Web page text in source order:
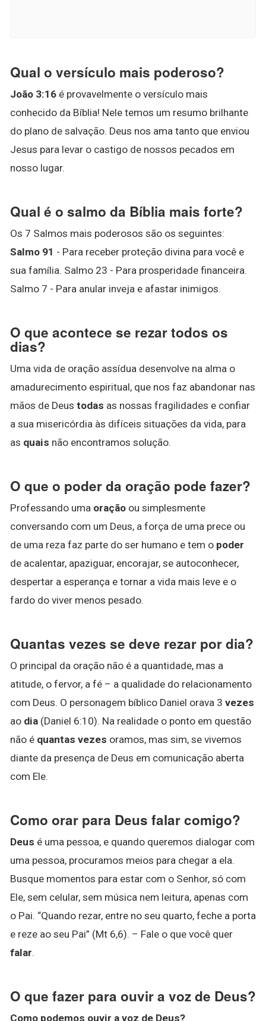
Qual o versículo mais poderoso?
João 3:16 é provavelmente o versículo mais
conhecido da Bíblia! Nele temos um resumo brilhante
do plano de salvação. Deus nos ama tanto que enviou
Jesus para levar o castigo de nossos pecados em
nosso lugar.
Qual é o salmo da Bíblia mais forte?
Os 7 Salmos mais poderosos são os seguintes:
Salmo 91 - Para receber proteção divina para você e
sua família. Salmo 23 - Para prosperidade financeira.
Salmo 7 - Para anular inveja e afastar inimigos.
O que acontece se rezar todos os
dias?
Uma vida de oração assídua desenvolve na alma o
amadurecimento espiritual, que nos faz abandonar nas
mãos de Deus todas as nossas fragilidades e confiar
a sua misericórdia às difíceis situações da vida, para
as quais não encontramos solução.
O que o poder da oração pode fazer?
Professando uma oração ou simplesmente
conversando com um Deus, a força de uma prece ou
de uma reza faz parte do ser humano e tem o poder
de acalentar, apaziguar, encorajar, se autoconhecer,
despertar a esperança e tornar a vida mais leve e o
fardo do viver menos pesado.
Quantas vezes se deve rezar por dia?
O principal da oração não é a quantidade, mas a
atitude, o fervor, a fé – a qualidade do relacionamento
com Deus. O personagem bíblico Daniel orava 3 vezes
ao dia (Daniel 6:10). Na realidade o ponto em questão
não é quantas vezes oramos, mas sim, se vivemos
diante da presença de Deus em comunicação aberta
com Ele.
Como orar para Deus falar comigo?
Deus é uma pessoa, e quando queremos dialogar com
uma pessoa, procuramos meios para chegar a ela.
Busque momentos para estar com o Senhor, só com
Ele, sem celular, sem música nem leitura, apenas com
o Pai. “Quando rezar, entre no seu quarto, feche a porta
e reze ao seu Pai” (Mt 6,6). – Fale o que você quer
falar.
O que fazer para ouvir a voz de Deus?
Como podemos ouvir a voz de Deus?